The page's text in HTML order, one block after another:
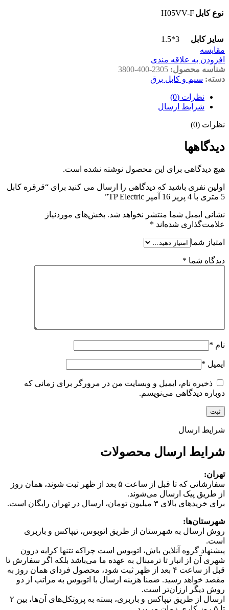
نوع کابلH05VV-F
سایز کابل
3*1.5
مقايسه
افزودن به علاقه مندی
شناسه محصول: 3800-400-2305
دسته: سیم و کابل برق
نظرات (0)
شرایط ارسال
نظرات (0)
دیدگاهها
هیچ دیدگاهی برای این محصول نوشته نشده است.
اولین نفری باشید که دیدگاهی را ارسال می کنید برای “قرقره کابل
5 متری با 4 پریز 16 آمپر TP Electric”
نشانی ایمیل شما منتشر نخواهد شد. بخش‌های موردنیاز
علامت‌گذاری شده‌اند *
امتیاز شما
دیدگاه شما *
نام *
ایمیل *
ذخیره نام، ایمیل و وبسایت من در مرورگر برای زمانی که
دوباره دیدگاهی می‌نویسم.
شرایط ارسال
شرایط ارسال محصولات
تهران:
سفارشاتی که تا قبل از ساعت ۵ بعد از ظهر ثبت شوند، همان روز
از طریق پیک ارسال می‌شوند.
برای خریدهای بالای ۳ میلیون تومان، ارسال در تهران رایگان است.
شهرستان‌ها:
روش ارسال به شهرستان از طریق اتوبوس، تیپاکس و باربری
است.
پیشنهاد گروه آنلاین باش، اتوبوس است چرا‌که نتنها کرایه درون
شهری آن از انبار تا ترمینال به عهده ما می‌باشد بلکه اگر سفارش تا
قبل از ساعت ۴ بعد از ظهر ثبت شود، محصول فردای همان روز به
مقصد خواهد رسید. ضمنا هزینه ارسال با اتوبوس به مراتب از دو
روش دیگر ارزان‌تر است.
ارسال از طریق تیپاکس و باربری، بسته به پروتکل‌های آن‌ها، بین ۲